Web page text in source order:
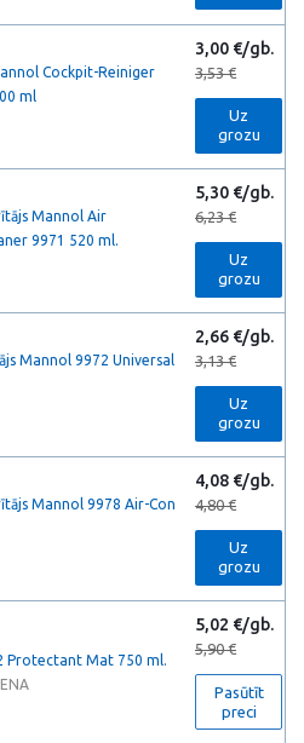
Cockpit-Reiniger
ml
3,00 €/gb.
3,53 €
Uz
grozu
Mannol Air
9971 520 ml.
5,30 €/gb.
6,23 €
Uz
grozu
Mannol 9972 Universal
2,66 €/gb.
3,13 €
Uz
grozu
Mannol 9978 Air-Con
4,08 €/gb.
4,80 €
Uz
grozu
Protectant Mat 750 ml.
5,02 €/gb.
5,90 €
Pasūtīt
preci